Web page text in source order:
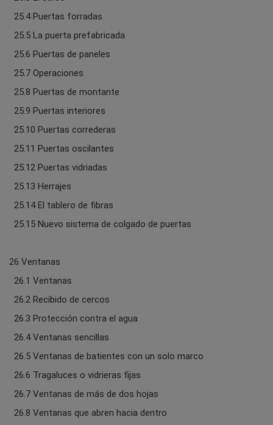
25.4 Puertas forradas
25.5 La puerta prefabricada
25.6 Puertas de paneles
25.7 Operaciones
25.8 Puertas de montante
25.9 Puertas interiores
25.10 Puertas correderas
25.11 Puertas oscilantes
25.12 Puertas vidriadas
25.13 Herrajes
25.14 El tablero de fibras
25.15 Nuevo sistema de colgado de puertas
26 Ventanas
26.1 Ventanas
26.2 Recibido de cercos
26.3 Protección contra el agua
26.4 Ventanas sencillas
26.5 Ventanas de batientes con un solo marco
26.6 Tragaluces o vidrieras fijas
26.7 Ventanas de más de dos hojas
26.8 Ventanas que abren hacia dentro